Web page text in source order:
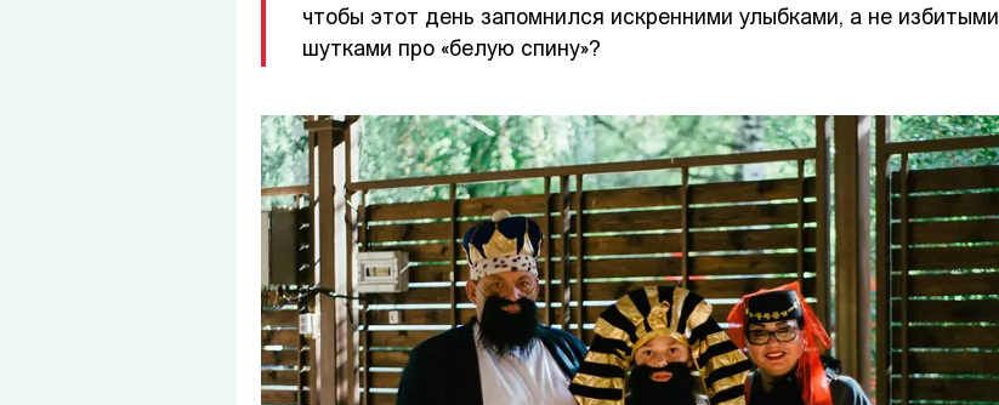
чтобы этот день запомнился искренними улыбками, а не избитыми
шутками про «белую спину»?